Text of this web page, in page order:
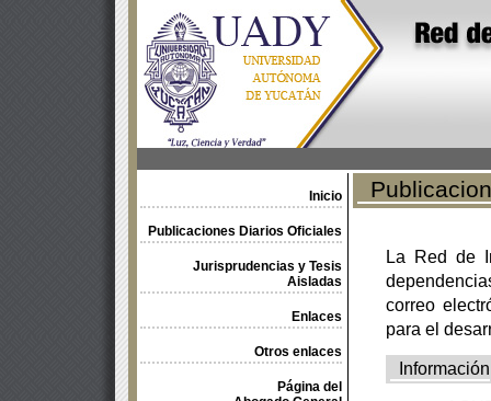
Inicio
Publicaciones Diarios Oficiales
Jurisprudencias y Tesis
Aisladas
Enlaces
Otros enlaces
Página del
La Red de
correo
para el
Información